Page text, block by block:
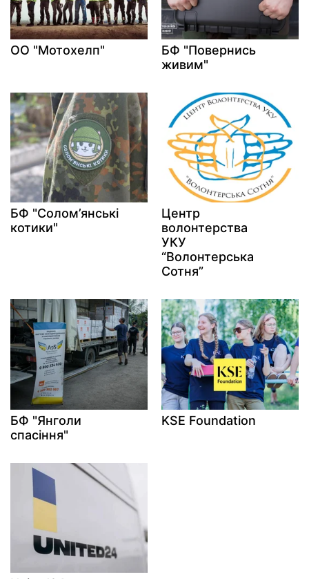
ОО "Мотохелп"
БФ "Повернись
живим"
БФ "Солом’янські
котики"
Центр
волонтерства
УКУ
“Волонтерська
Сотня”
БФ "Янголи
спасіння"
KSE Foundation